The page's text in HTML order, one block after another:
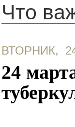
Что
ВТОРНИК,
24